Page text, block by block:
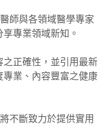
師與各領域醫學專家
專業領域新知。
正確性，並引用最新
業、內容豐富之健康
不斷致力於提供實用